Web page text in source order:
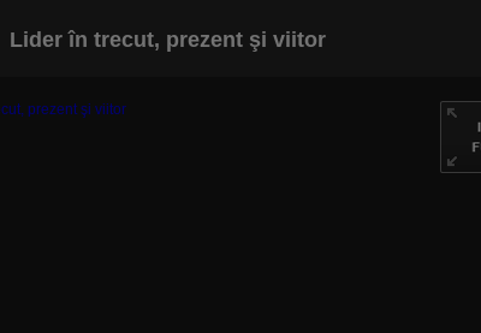
Lider în trecut, prezent şi viitor